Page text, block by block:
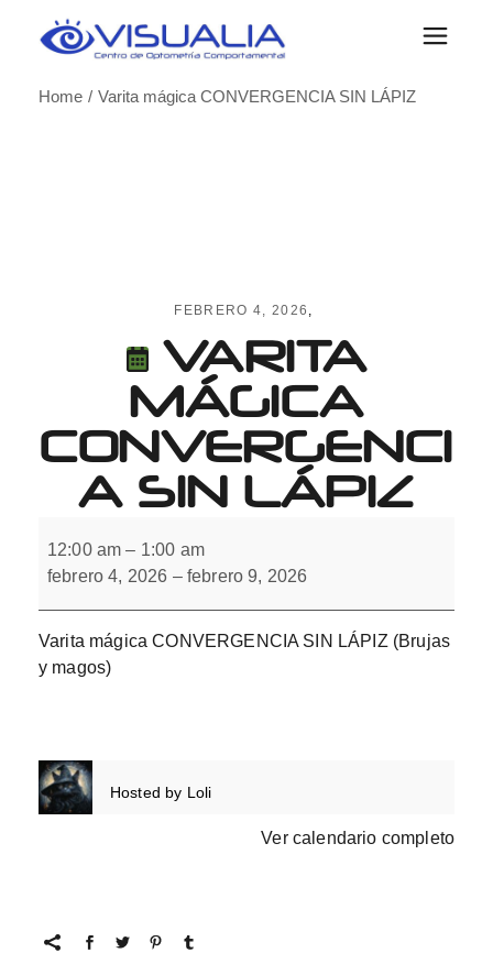
Home
Varita mágica CONVERGENCIA SIN LÁPIZ
FEBRERO 4, 2026
VARITA
MÁGICA
CONVERGENCI
A SIN LÁPIZ
mágica
CONVERGENCIA
SIN
12:00 am – 1:00 am
febrero 4, 2026 – febrero 9, 2026
Varita mágica CONVERGENCIA SIN LÁPIZ (Brujas
y magos)
Hosted by Loli
Ver calendario completo